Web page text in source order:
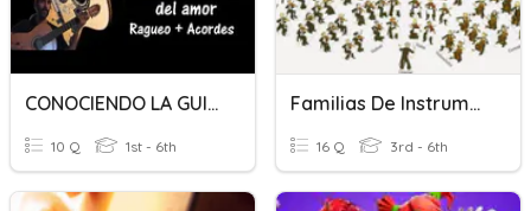
CONOCIENDO LA GUITARRA
10 Q 1st - 6th
Familias De Instrumentos
16 Q 3rd - 6th